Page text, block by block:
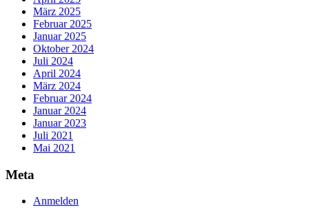
März 2025
Februar 2025
Januar 2025
Oktober 2024
Juli 2024
April 2024
März 2024
Februar 2024
Januar 2024
Januar 2023
Juli 2021
Mai 2021
Meta
Anmelden